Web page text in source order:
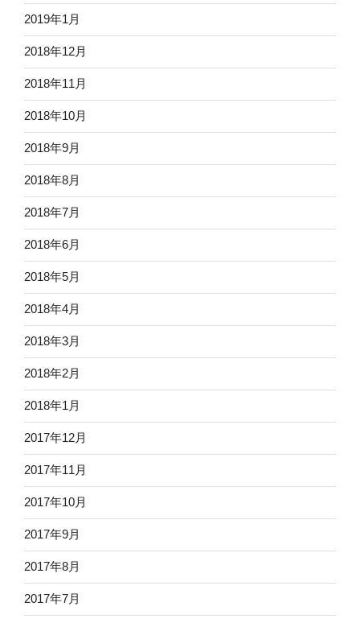
2019年1月
2018年12月
2018年11月
2018年10月
2018年9月
2018年8月
2018年7月
2018年6月
2018年5月
2018年4月
2018年3月
2018年2月
2018年1月
2017年12月
2017年11月
2017年10月
2017年9月
2017年8月
2017年7月